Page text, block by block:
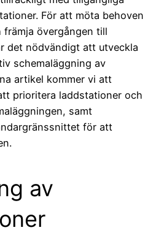
För att möta behoven
främja övergången till
det nödvändigt att utveckla
schemaläggning av
artikel kommer vi att
prioritera laddstationer och
samt
för att
av